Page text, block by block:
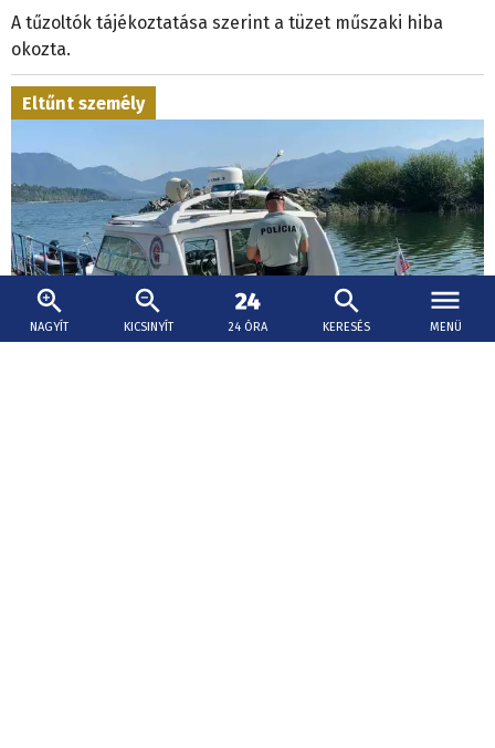
NAGYÍT KICSINYÍT 24 ÓRA KERESÉS MENÜ
A tűzoltók tájékoztatása szerint a tüzet műszaki hiba
okozta.
Eltűnt személy